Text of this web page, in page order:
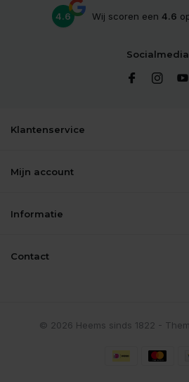
4.6 Wij scoren een 4.6
Socialmedia
Klantenservice
Mijn account
Informatie
Contact
© 2026 Heems sinds 1822 -